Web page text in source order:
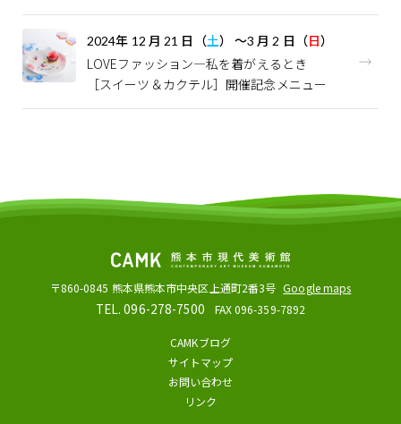
2024年 12 月 21 日（土） ～3 月 2 日（日）
LOVEファッション—私を着がえるとき
［スイーツ＆カクテル］開催記念メニュー
〒860-0845 熊本県熊本市中央区上通町2番3号 Google maps
TEL. 096-278-7500 FAX 096-359-7892
CAMKブログ
サイトマップ
お問い合わせ
リンク